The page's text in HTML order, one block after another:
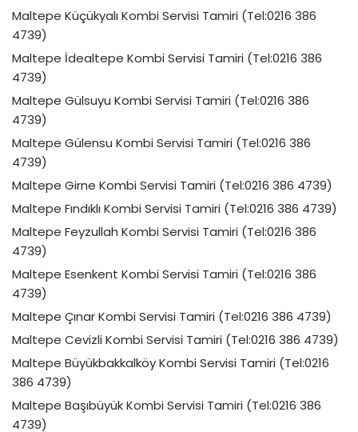
Maltepe Küçükyalı Kombi Servisi Tamiri (Tel:0216 386
4739)
Maltepe İdealtepe Kombi Servisi Tamiri (Tel:0216 386
4739)
Maltepe Gülsuyu Kombi Servisi Tamiri (Tel:0216 386
4739)
Maltepe Gülensu Kombi Servisi Tamiri (Tel:0216 386
4739)
Maltepe Girne Kombi Servisi Tamiri (Tel:0216 386 4739)
Maltepe Fındıklı Kombi Servisi Tamiri (Tel:0216 386 4739)
Maltepe Feyzullah Kombi Servisi Tamiri (Tel:0216 386
4739)
Maltepe Esenkent Kombi Servisi Tamiri (Tel:0216 386
4739)
Maltepe Çınar Kombi Servisi Tamiri (Tel:0216 386 4739)
Maltepe Cevizli Kombi Servisi Tamiri (Tel:0216 386 4739)
Maltepe Büyükbakkalköy Kombi Servisi Tamiri (Tel:0216
386 4739)
Maltepe Başıbüyük Kombi Servisi Tamiri (Tel:0216 386
4739)